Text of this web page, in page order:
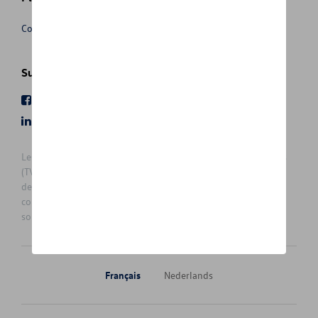
Conditions de vente
Suivez nous
Les prix affichés sur le présent site sont des prix recommandés
(TVAc), hors éventuels frais de montage. Pour connaitre le prix
de vente actuel et les éventuels frais de montage, veuillez
contacter votre concessionnaire/agent. Les prix recommandés
sont sujets à des changements sans préavis.
Français Nederlands